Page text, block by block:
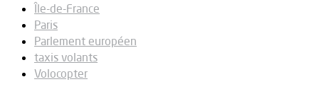
Île-de-France
Paris
Parlement européen
taxis volants
Volocopter